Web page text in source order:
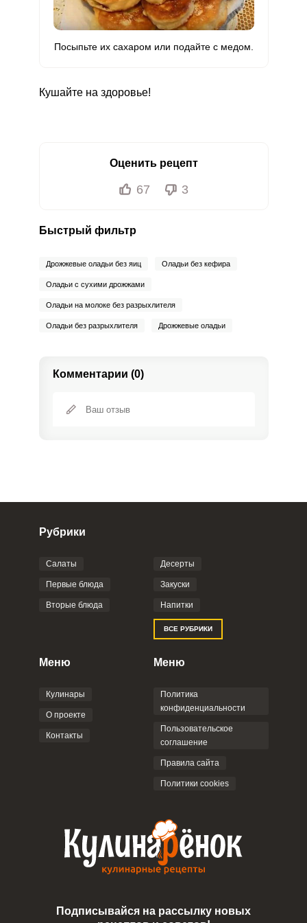
Ванадий 211 мкг 20 мкг 210 263.8
Посыпьте их сахаром или подайте с медом.
Кушайте на здоровье!
Оценить рецепт
67 3
Быстрый фильтр
Дрожжевые оладьи без яиц Оладьи без кефира
Оладьи с сухими дрожжами
Оладьи на молоке без разрыхлителя
Оладьи без разрыхлителя Дрожжевые оладьи
Комментарии (0)
Фото до 4 шт, до 5 mb
Отправляя эту форму, вы соглашаетесь с
Политикой
Пользовательским
соглашением
Рубрики
Салаты
Первые блюда
Вторые блюда
Десерты
Закуски
Напитки
ВСЕ РУБРИКИ
Меню
Кулинары
О проекте
Контакты
Меню
Политика
конфиденциальности
Пользовательское
соглашение
Правила сайта
Политики cookies
Подписывайся на рассылку новых